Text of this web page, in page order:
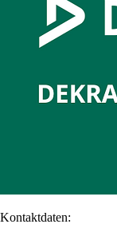
Kontaktdaten: